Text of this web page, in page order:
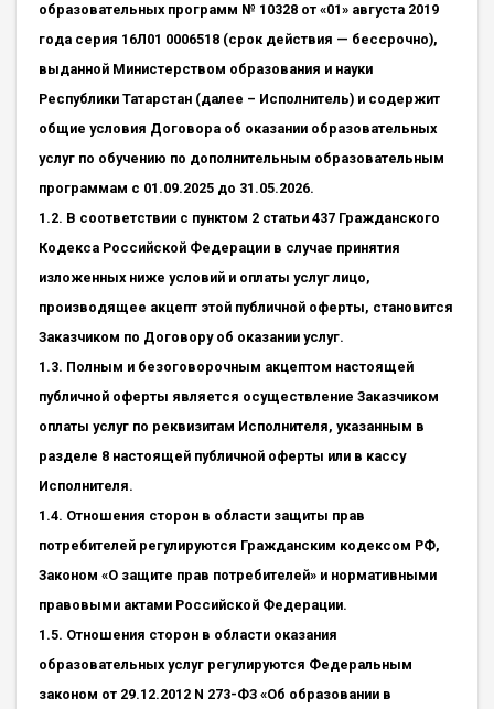
образовательных программ № 10328 от «01» августа 2019
года серия 16Л01 0006518 (срок действия — бессрочно),
выданной Министерством образования и науки
Республики Татарстан (далее – Исполнитель) и содержит
общие условия Договора об оказании образовательных
услуг по обучению по дополнительным образовательным
программам с 01.09.2025 до 31.05.2026.
1.2. В соответствии с пунктом 2 статьи 437 Гражданского
Кодекса Российской Федерации в случае принятия
изложенных ниже условий и оплаты услуг лицо,
производящее акцепт этой публичной оферты, становится
Заказчиком по Договору об оказании услуг.
1.3. Полным и безоговорочным акцептом настоящей
публичной оферты является осуществление Заказчиком
оплаты услуг по реквизитам Исполнителя, указанным в
разделе 8 настоящей публичной оферты или в кассу
Исполнителя.
1.4. Отношения сторон в области защиты прав
потребителей регулируются Гражданским кодексом РФ,
Законом «О защите прав потребителей» и нормативными
правовыми актами Российской Федерации.
1.5. Отношения сторон в области оказания
образовательных услуг регулируются Федеральным
законом от 29.12.2012 N 273-ФЗ «Об образовании в